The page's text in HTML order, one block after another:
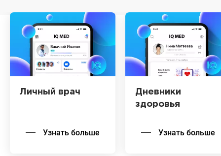
Личный врач
Узнать больше
Дневники
здоровья
Узнать больше